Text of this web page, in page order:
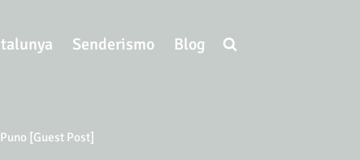
Senderismo Blog
[Guest Post]